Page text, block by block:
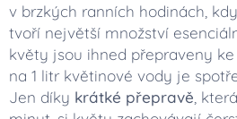
v brzkých ranních hodinách,
tvoří největší množství
květy jsou ihned přepraveny
na 1 litr květinové vody je
Jen díky krátké přepravě ,